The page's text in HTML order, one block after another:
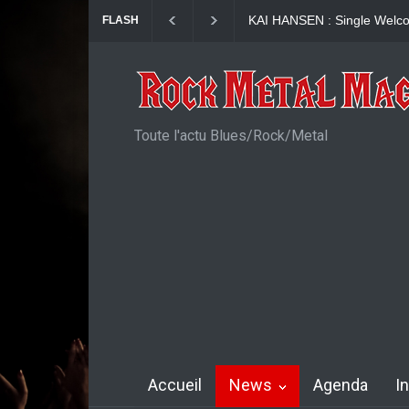
FLASH Girish and The Chronicles
Toute l'actu Blues/Rock/Metal
Accueil News Agenda